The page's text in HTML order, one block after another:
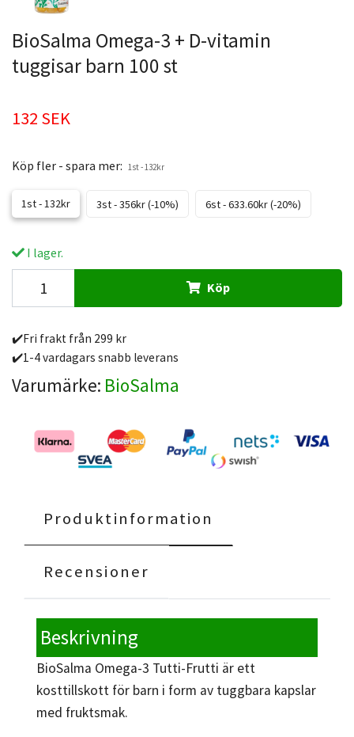
BioSalma Omega-3 + D-vitamin
tuggisar barn 100 st
132 SEK
Köp fler - spara mer: 1st - 132kr
1st - 132kr 3st - 356kr (-10%) 6st - 633.60kr (-20%)
I lager.
Köp
✔️Fri frakt från 299 kr
✔️1-4 vardagars snabb leverans
Varumärke: BioSalma
Produktinformation
Recensioner
Beskrivning
BioSalma Omega-3 Tutti-Frutti är ett
kosttillskott för barn i form av tuggbara kapslar
med fruktsmak.